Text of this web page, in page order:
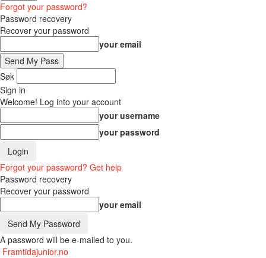
Forgot your password?
Password recovery
Recover your password
your email
Søk
Sign in
Welcome! Log into your account
your username
your password
Forgot your password? Get help
Password recovery
Recover your password
your email
A password will be e-mailed to you.
Framtidajunior.no